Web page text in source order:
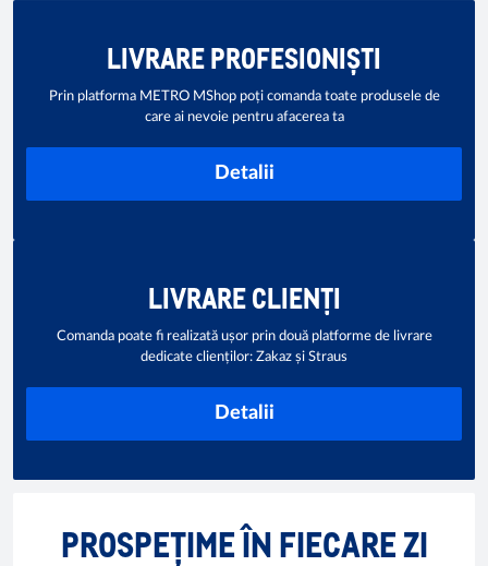
LIVRARE PROFESIONIȘTI
Prin platforma METRO MShop poți comanda toate produsele de
care ai nevoie pentru afacerea ta
Detalii
LIVRARE CLIENȚI
Comanda poate fi realizată ușor prin două platforme de livrare
dedicate clienților: Zakaz și Straus
Detalii
PROSPEȚIME ÎN FIECARE ZI